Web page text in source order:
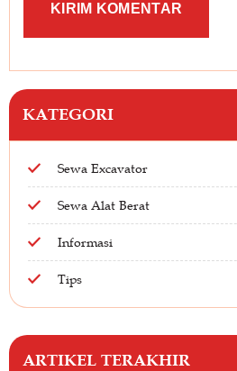
KATEGORI
Sewa Excavator
Sewa Alat Berat
Informasi
Tips
ARTIKEL TERAKHIR